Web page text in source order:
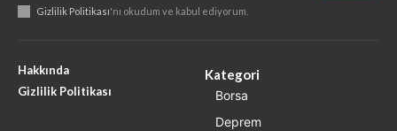
Gizlilik Politikası'nı okudum ve kabul ediyorum.
Hakkında
Gizlilik Politikası
Kategori
Borsa
Deprem